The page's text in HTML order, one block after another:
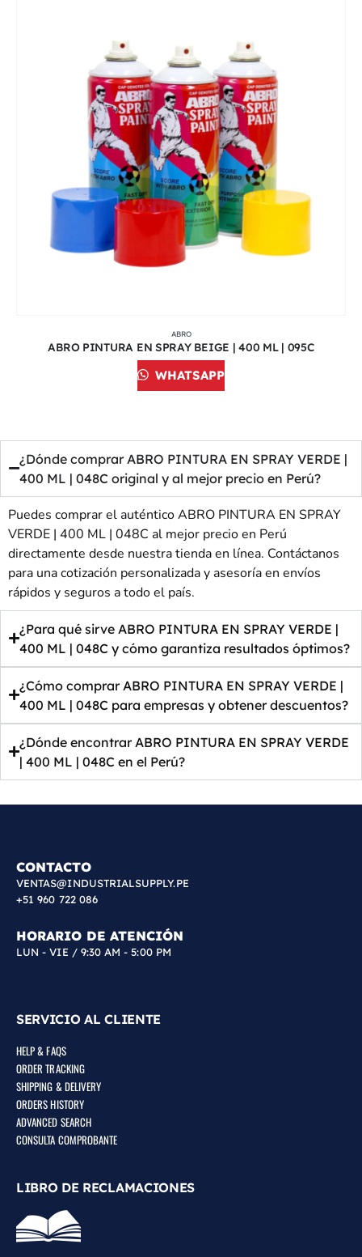
ABRO
ABRO PINTURA EN SPRAY BEIGE | 400 ML | 095C
WHATSAPP
¿Dónde comprar ABRO PINTURA EN SPRAY VERDE |
400 ML | 048C original y al mejor precio en Perú?
Puedes comprar el auténtico ABRO PINTURA EN SPRAY
VERDE | 400 ML | 048C al mejor precio en Perú
directamente desde nuestra tienda en línea. Contáctanos
para una cotización personalizada y asesoría en envíos
rápidos y seguros a todo el país.
¿Para qué sirve ABRO PINTURA EN SPRAY VERDE |
400 ML | 048C y cómo garantiza resultados óptimos?
¿Cómo comprar ABRO PINTURA EN SPRAY VERDE |
400 ML | 048C para empresas y obtener descuentos?
¿Dónde encontrar ABRO PINTURA EN SPRAY VERDE
| 400 ML | 048C en el Perú?
CONTACTO
VENTAS@INDUSTRIALSUPPLY.PE
+51 960 722 086
HORARIO DE ATENCIÓN
LUN - VIE / 9:30 AM - 5:00 PM
SERVICIO AL CLIENTE
HELP & FAQS
ORDER TRACKING
SHIPPING & DELIVERY
ORDERS HISTORY
ADVANCED SEARCH
CONSULTA COMPROBANTE
LIBRO DE RECLAMACIONES